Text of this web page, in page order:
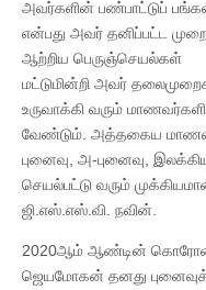
அவர்களின் பண்பாட்டுப்
என்பது அவர் தனிப்பட்ட
ஆற்றிய பெருஞ்செயல்கள்
மட்டுமின்றி அவர்
உருவாக்கி வரும்
வேண்டும். அத்தகைய
புனைவு, அ-புனைவு,
செயல்பட்டு வரும்
ஜி.எஸ்.எஸ்.வி. நவின்.
2020ஆம் ஆண்டின்
ஜெயமோகன் தனது புனைவுக்